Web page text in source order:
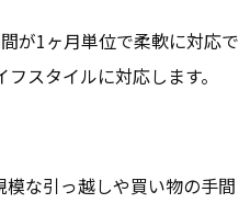
が1ヶ月単位で柔軟に対応で
スタイルに対応します。
な引っ越しや買い物の手間